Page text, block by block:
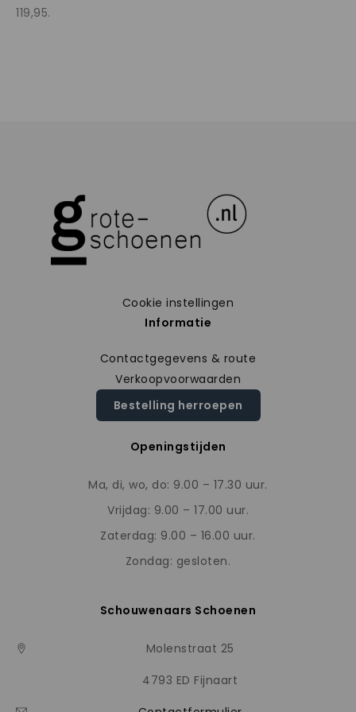
119,95.
Cookie instellingen
Informatie
Contactgegevens & route
Verkoopvoorwaarden
Bestelling herroepen
Openingstijden
Ma, di, wo, do: 9.00 – 17.30 uur.
Vrijdag: 9.00 – 17.00 uur.
Zaterdag: 9.00 – 16.00 uur.
Zondag: gesloten.
Schouwenaars Schoenen
Molenstraat 25
4793 ED Fijnaart